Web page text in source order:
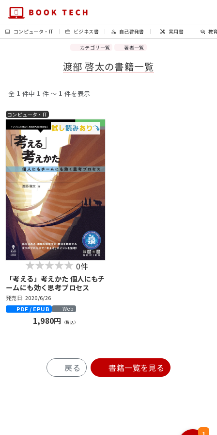
コンピュータ・IT ビジネス書 自己啓発書 実用書 教
カテゴリ一覧 著者一覧
渡部 啓太の書籍一覧
全 1 件中 1 件 〜 1 件を表示
コンピュータ・IT
0件
「考える」考えかた 個人にもチ
ームにも効く思考プロセス
発売日: 2020/6/26
PDF / EPUB
Web
1,980円 （税込）
戻る 書籍一覧を見る